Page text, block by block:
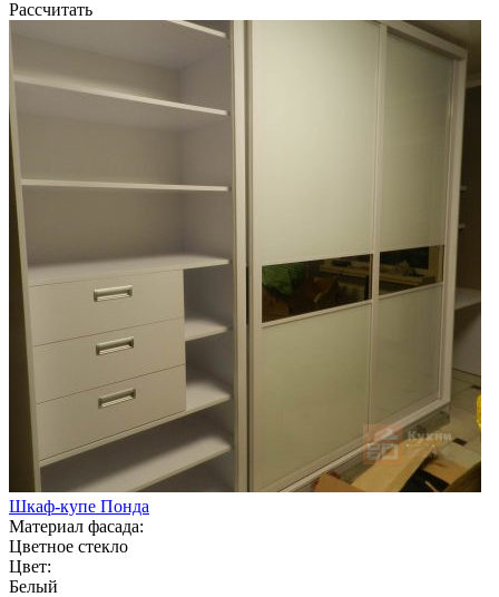
Рассчитать
Шкаф-купе Понда
Материал фасада:
Цветное стекло
Цвет:
Белый